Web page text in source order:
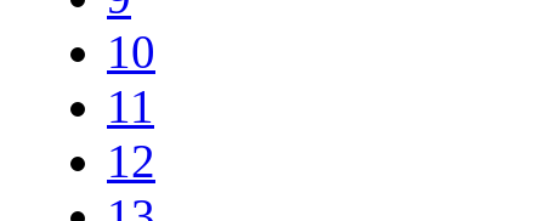
10
11
12